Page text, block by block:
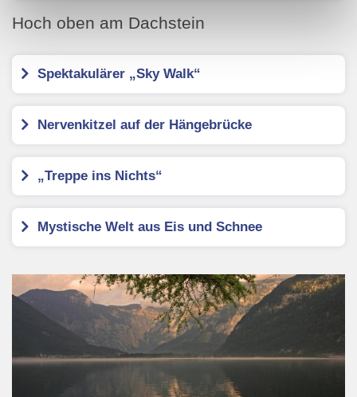
Webseiten zu.
Hoch oben am Dachstein
Spektakulärer „Sky Walk“
Nervenkitzel auf der Hängebrücke
„Treppe ins Nichts“
Mystische Welt aus Eis und Schnee